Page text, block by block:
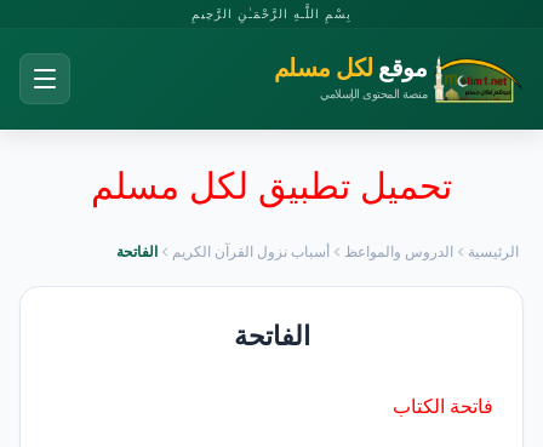
بِسْمِ اللَّـهِ الرَّحْمَـٰنِ الرَّحِيمِ
موقع لكل مسلم
منصة المحتوى الإسلامي
تحميل تطبيق لكل مسلم
الرئيسية الدروس والمواعظ أسباب نزول القرآن الكريم الفاتحة
الفاتحة
فاتحة الكتاب